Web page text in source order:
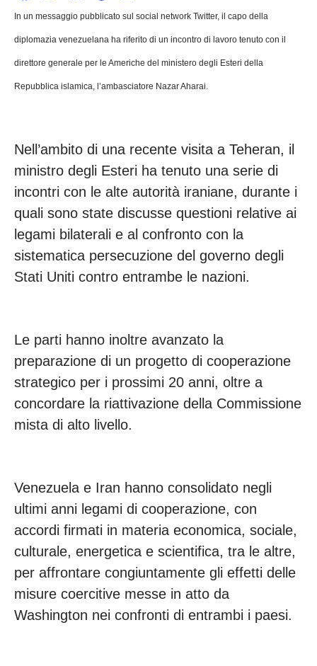
In un messaggio pubblicato sul social network Twitter, il capo della
diplomazia venezuelana ha riferito di un incontro di lavoro tenuto con il
direttore generale per le Americhe del ministero degli Esteri della
Repubblica islamica, l’ambasciatore Nazar Aharai.
Nell’ambito di una recente visita a Teheran, il
ministro degli Esteri ha tenuto una serie di
incontri con le alte autorità iraniane, durante i
quali sono state discusse questioni relative ai
legami bilaterali e al confronto con la
sistematica persecuzione del governo degli
Stati Uniti contro entrambe le nazioni.
Le parti hanno inoltre avanzato la
preparazione di un progetto di cooperazione
strategico per i prossimi 20 anni, oltre a
concordare la riattivazione della Commissione
mista di alto livello.
Venezuela e Iran hanno consolidato negli
ultimi anni legami di cooperazione, con
accordi firmati in materia economica, sociale,
culturale, energetica e scientifica, tra le altre,
per affrontare congiuntamente gli effetti delle
misure coercitive messe in atto da
Washington nei confronti di entrambi i paesi.